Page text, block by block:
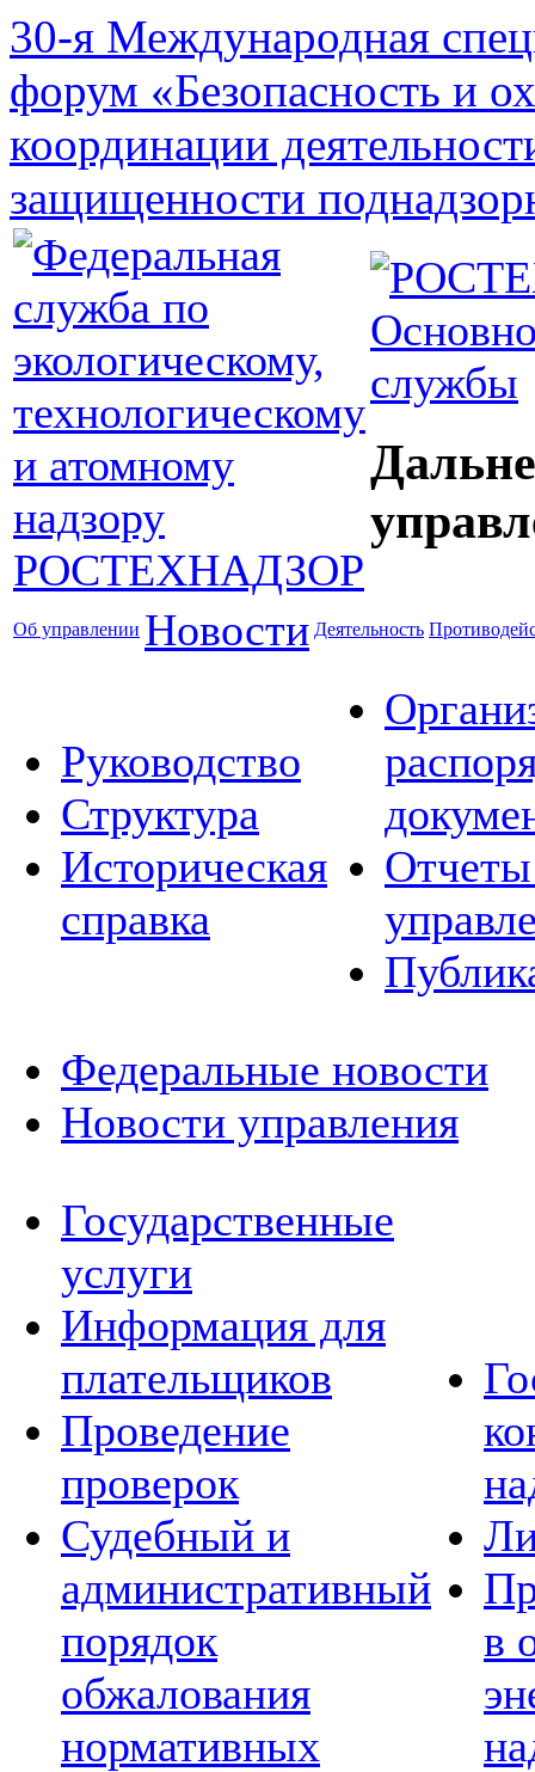
30-я Международная
форум «Безопасность и
координации
защищенности
службы
Об управлении Новости Деятельность
Руководство
Структура
Историческая
справка
Отчеты
Федеральные новости
Новости управления
Государственные
услуги
Информация для
плательщиков
Проведение
проверок
Судебный и
административный
порядок
обжалования
нормативных
в